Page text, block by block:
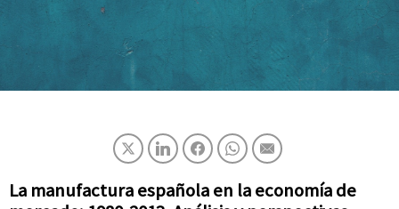
La manufactura española en la economía de